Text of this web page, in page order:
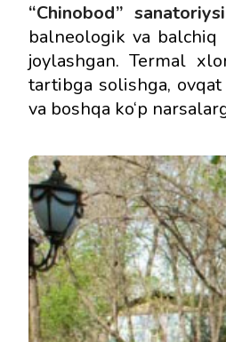
“Chinobod” sanatoriysi
balneologik va balchiq
joylashgan. Termal
tartibga solishga,
va boshqa ko‘p